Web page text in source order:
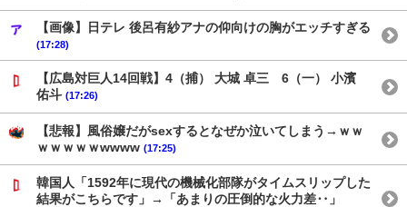
【画像】日テレ 後呂有紗アナの仰向けの胸がエッチすぎる
(17:28)
【広島対巨人14回戦】4（捕） 大城 卓三 6（一） 小濱
佑斗 (17:26)
【悲報】風俗嬢だがsexするとなぜか泣いてしまう→ｗｗ
ｗｗｗｗｗwwww (17:25)
韓国人「1592年に現代の機械化部隊がタイムスリップした
結果がこちらです」→「あまりの圧倒的な火力差‥」